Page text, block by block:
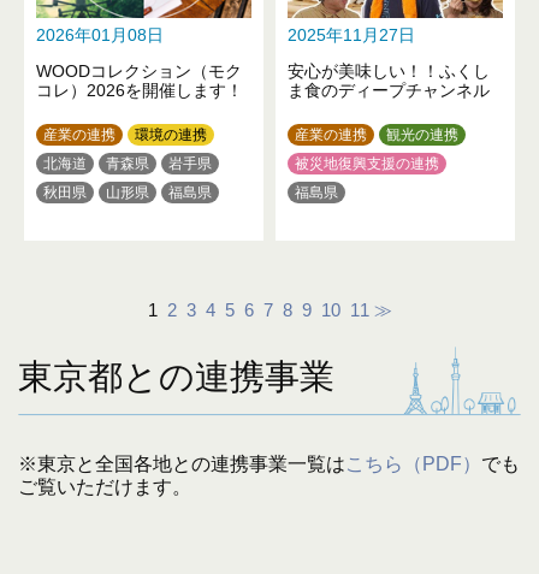
2026年01月08日
WOODコレクション（モク
コレ）2026を開催します！
産業の連携
環境の連携
北海道
青森県
岩手県
秋田県
山形県
福島県
長野県
京都府
大阪府
兵庫県
奈良県
和歌山県
鳥取県
香川県
愛媛県
高知県
福岡県
熊本県
大分県
2025年11月27日
安心が美味しい！！ふくし
ま食のディープチャンネル
産業の連携
観光の連携
被災地復興支援の連携
福島県
1 2 3 4 5 6 7 8 9 10 11 ≫
東京都との連携事業
※東京と全国各地との連携事業一覧はこちら（PDF） でも
ご覧いただけます。